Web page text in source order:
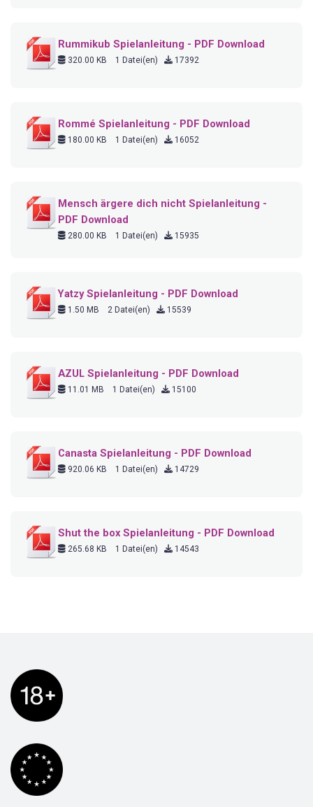
Rummikub Spielanleitung - PDF Download
320.00 KB 1 Datei(en) 17392
Rommé Spielanleitung - PDF Download
180.00 KB 1 Datei(en) 16052
Mensch ärgere dich nicht Spielanleitung -
PDF Download
280.00 KB 1 Datei(en) 15935
Yatzy Spielanleitung - PDF Download
1.50 MB 2 Datei(en) 15539
AZUL Spielanleitung - PDF Download
11.01 MB 1 Datei(en) 15100
Canasta Spielanleitung - PDF Download
920.06 KB 1 Datei(en) 14729
Shut the box Spielanleitung - PDF Download
265.68 KB 1 Datei(en) 14543